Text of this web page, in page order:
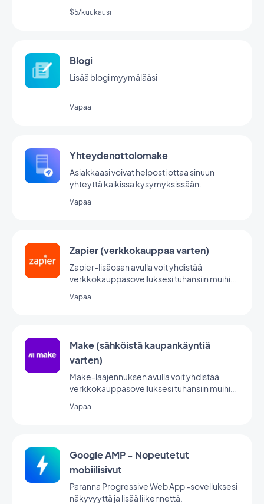
$5/kuukausi
Blogi
Lisää blogi myymälääsi
Vapaa
Yhteydenottolomake
Asiakkaasi voivat helposti ottaa sinuun
yhteyttä kaikissa kysymyksissään.
Vapaa
Zapier (verkkokauppaa varten)
Zapier-lisäosan avulla voit yhdistää
verkkokauppasovelluksesi tuhansiin muihin
automaatioiden luomiseen ilman
Vapaa
Make (sähköistä kaupankäyntiä
varten)
Make-laajennuksen avulla voit yhdistää
verkkokauppasovelluksesi tuhansiin muihin
automaatioiden luomiseen ilman
Vapaa
Google AMP - Nopeutetut
mobiilisivut
Paranna Progressive Web App -sovelluksesi
näkyvyyttä ja lisää liikennettä.